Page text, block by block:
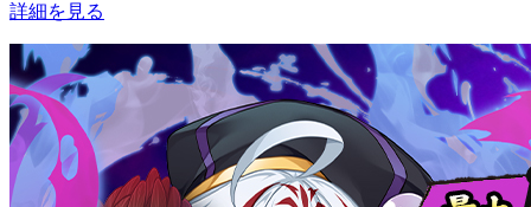
詳細を見る